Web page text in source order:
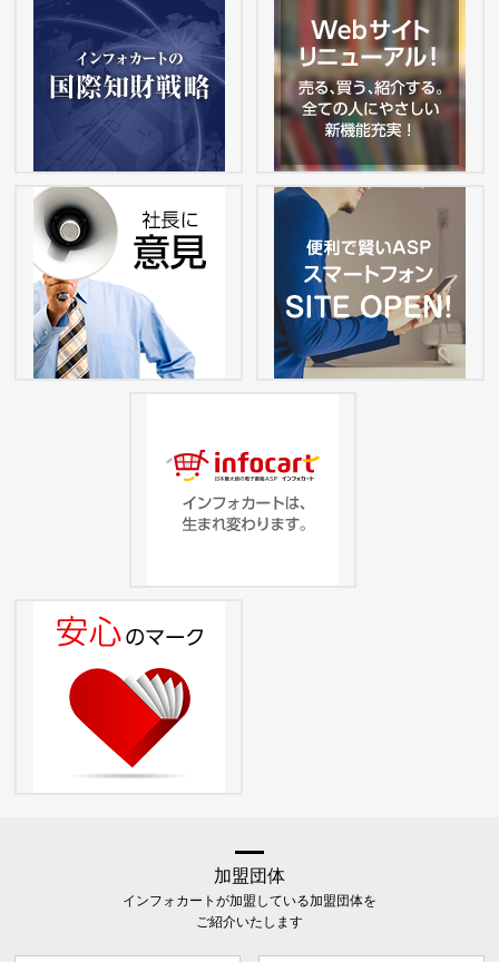
加盟団体
インフォカートが加盟している加盟団体を
ご紹介いたします